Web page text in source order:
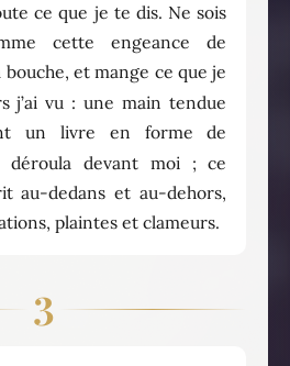
ce que je te dis. Ne sois
cette engeance de
et mange ce que je
j’ai vu : une main tendue
un livre en forme de
déroula devant moi ; ce
au-dedans et au-dehors,
plaintes et clameurs.
3